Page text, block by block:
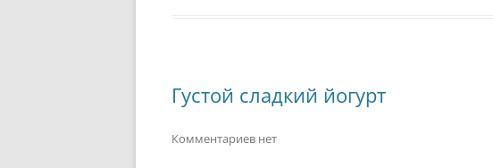
Густой сладкий йогурт
Комментариев нет